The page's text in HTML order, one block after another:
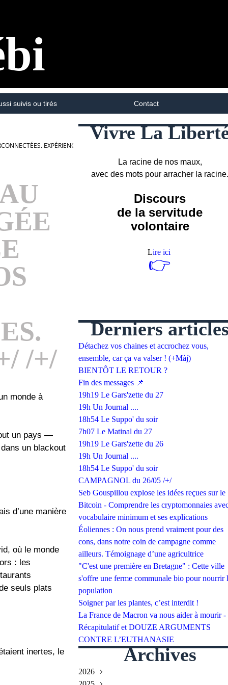
suivis ou tirés Contact
EXPÉRIENCE.... /+/ /+/ /+/
/+/
monde à
un pays —
un blackout
d’une manière
où le monde
: les
seuls plats
inertes, le
Vivre La
La racine de nos maux,
avec des mots pour arracher la racine.
Discours
de la servitude
volontaire
Lire ici
👉
Derniers
Détachez vos chaines et accrochez vous,
ensemble, car ça va valser ! (+Màj)
BIENTÔT LE RETOUR ?
Fin des messages 📌
19h19 Le Gars'zette du 27
19h Un Journal ....
18h54 Le Suppo' du soir
7h07 Le Matinal du 27
19h19 Le Gars'zette du 26
19h Un Journal ....
18h54 Le Suppo' du soir
CAMPAGNOL du 26/05 /+/
Seb Gouspillou explose les idées reçues sur le
Bitcoin - Comprendre les cryptomonnaies
vocabulaire minimum et ses explications
Éoliennes : On nous prend vraiment pour des
cons, dans notre coin de campagne comme
ailleurs. Témoignage d’une agricultrice
"C'est une première en Bretagne" : Cette ville
s'offre une ferme communale bio pour nourrir
population
Soigner par les plantes, c’est interdit !
La France de Macron va nous aider à mourir -
Récapitulatif et DOUZE ARGUMENTS
CONTRE L’EUTHANASIE
Archives
2026